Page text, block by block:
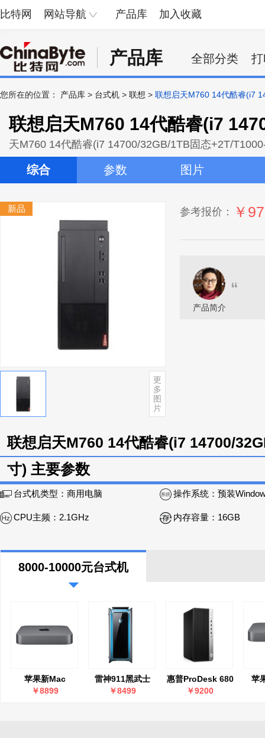
比特网 网站导航 产品库 加入收藏
产品库 全部分类
您所在的位置： 产品库 > 台式机 > 联想 > 联想启天M760 14代酷睿(i7
联想启天M760 14代酷睿(i7
天M760 14代酷睿(i7 14700/32GB/1TB固态+2T/
综合 参数 图片
新品
更
多
图
片
参考报价： ￥
产品简介
“
联想启天M760 14代酷睿(i7 14700/
寸) 主要参数
台式机类型： 商用电脑 操作系统： 预装Windows 11 Home
CPU主频： 2.1GHz 内存容量： 16GB
8000-10000元台式机
苹果新Mac
￥8899
雷神911黑武士
Ⅳ(i7
￥8499
惠普ProDesk 680
G4 MT(i7
￥9200
苹